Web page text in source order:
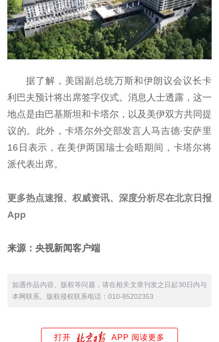
据了解，美国副总统万斯和伊朗议会议长卡
利巴夫预计将出席签字仪式。消息人士透露，这一
地点是由巴基斯坦和卡塔尔，以及美伊双方共同提
议的。此外，卡塔尔外交部发言人马吉德·安萨里
16日表示，在美伊两国瑞士会晤期间，卡塔尔将
派代表出席。
更多热点速报、权威资讯、深度分析尽在北京日报
App
来源：央视新闻客户端
如遇作品内容、版权等问题，请在相关文章刊发之日起30日内与
本网联系。版权侵权联系电话：010-85202353
打开 APP 阅读更多